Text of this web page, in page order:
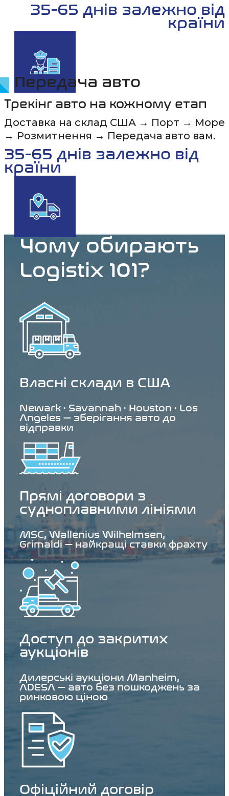
35-65 днів залежно від
країни
Передача авто
Трекінг авто на кожному етап
Доставка на склад США → Порт → Море
→ Розмитнення → Передача авто вам.
35-65 днів залежно від
країни
Чому обирають
Logistix 101?
Власні склади в США
Newark · Savannah · Houston · Los
Angeles — зберігання авто до
відправки
Прямі договори з
судноплавними лініями
MSC, Wallenius Wilhelmsen,
Grimaldi — найкращі ставки фрахту
Доступ до закритих
аукціонів
Дилерські аукціони Manheim,
ADESA — авто без пошкоджень за
ринковою ціною
Офіційний договір